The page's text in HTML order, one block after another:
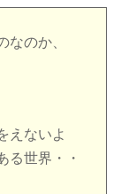
なのか、
えないよ
る世界・・